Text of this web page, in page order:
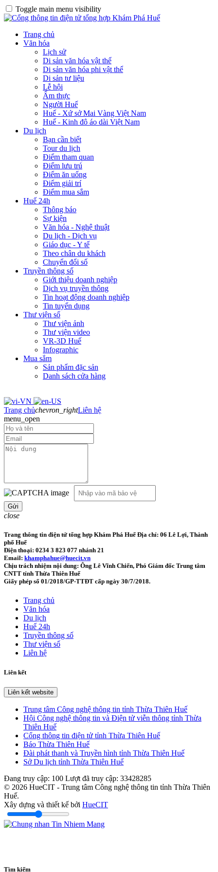
Toggle main menu visibility
Trang chủ
Văn hóa
Lịch sử
Di sản văn hóa vật thể
Di sản văn hóa phi vật thể
Di sản tư liệu
Lễ hội
Ẩm thực
Người Huế
Huế - Xứ sở Mai Vàng Việt Nam
Huế - Kinh đô áo dài Việt Nam
Du lịch
Bạn cần biết
Tour du lịch
Điểm tham quan
Điểm lưu trú
Điểm ăn uống
Điểm giải trí
Điểm mua sắm
Huế 24h
Thông báo
Sự kiện
Văn hóa - Nghệ thuật
Du lịch - Dịch vụ
Giáo dục - Y tế
Theo chân du khách
Chuyển đổi số
Truyền thông số
Giới thiệu doanh nghiệp
Dịch vụ truyền thông
Tin hoạt động doanh nghiệp
Tin tuyển dụng
Thư viện số
Thư viện ảnh
Thư viện video
VR-3D Huế
Infographic
Mua sắm
Sản phẩm đặc sản
Danh sách cửa hàng
Trang chủchevron_rightLiên hệ
menu_open
close
Trang thông tin điện tử tổng hợp Khám Phá Huế Địa chỉ: 06 Lê Lợi, Thành
phố Huế
Điện thoại: 0234 3 823 077 nhánh 21
Email: khamphahue@huecit.vn
Chịu trách nhiệm nội dung: Ông Lê Vĩnh Chiến, Phó Giám đốc Trung tâm
CNTT tỉnh Thừa Thiên Huế
Giấy phép số 01/2018/GP-TTĐT cấp ngày 30/7/2018.
Trang chủ
Văn hóa
Du lịch
Huế 24h
Truyền thông số
Thư viện số
Liên hệ
Liên kết
Liên kết website
Trung tâm Công nghệ thông tin tỉnh Thừa Thiên Huế
Hội Công nghệ thông tin và Điện tử viễn thông tỉnh Thừa
Thiên Huế
Cổng thông tin điện tử tỉnh Thừa Thiên Huế
Báo Thừa Thiên Huế
Đài phát thanh và Truyền hình tỉnh Thừa Thiên Huế
Sở Du lịch tỉnh Thừa Thiên Huế
Đang truy cập: 100 Lượt đã truy cập: 33428285
© 2026 HueCIT - Trung tâm Công nghệ thông tin tỉnh Thừa Thiên
Huế.
Xây dựng và thiết kế bởi HueCIT
Tìm kiếm